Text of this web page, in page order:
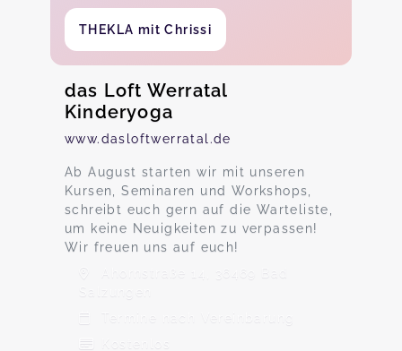
THEKLA mit Chrissi
das Loft Werratal
Kinderyoga
www.dasloftwerratal.de
Ab August starten wir mit unseren
Kursen, Seminaren und Workshops,
schreibt euch gern auf die Warteliste,
um keine Neuigkeiten zu verpassen!
Wir freuen uns auf euch!
Ahornstraße 14, 36469 Bad
Salzungen
Termine nach Vereinbarung